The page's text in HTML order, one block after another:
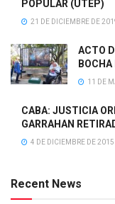
POPULAR (UTEP)
21 DE DICIEMBRE DE
ACTO
BOCHA
11 DE
CABA: JUSTICIA
GARRAHAN
4 DE DICIEMBRE DE 2015
Recent News